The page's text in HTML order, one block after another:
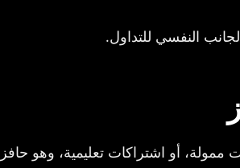
النفسي للتداول.
أو اشتراكات تعليمية، وهو